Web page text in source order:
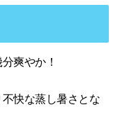
爽やか！
快な蒸し暑さとな